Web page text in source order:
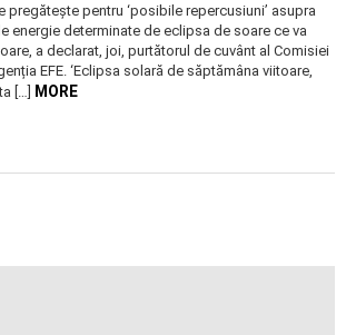
pregătește pentru ‘posibile repercusiuni’ asupra
energie determinate de eclipsa de soare ce va
a declarat, joi, purtătorul de cuvânt al Comisiei
EFE. ‘Eclipsa solară de săptămâna viitoare,
[…]
MORE